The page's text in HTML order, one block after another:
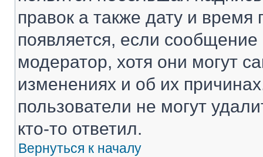
правок а также дату и
появляется, если
модератор, хотя они могут
изменениях и об их
пользователи не могут
кто-то ответил.
Вернуться к началу